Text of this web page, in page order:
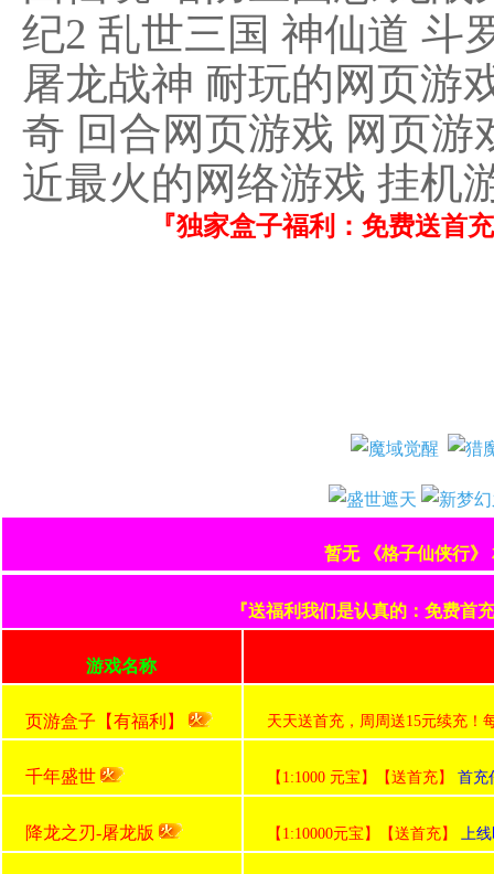
纪2 乱世三国 神仙道 斗
屠龙战神 耐玩的网页游
奇 回合网页游戏 网页游
近最火的网络游戏 挂机
『独家盒子福利：免费送首
暂无 《格子仙侠行
『送福利我们是认真的：免费首
游戏名称
页游盒子【有福利】 天天送首充，周周送15元续充！
千年盛世 【1:1000 元宝】【送首充】 首充
降龙之刃-屠龙版 【1:10000元宝】【送首充】 上